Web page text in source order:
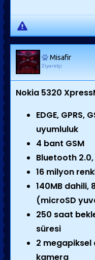
Misafir
Ziyaretçi
Nokia 5320
EDGE, GPRS,
uyumluluk
4 bant GSM
Bluetooth 2.0,
16 milyon
140MB dahili,
(microSD
250 saat
süresi
2
kamera